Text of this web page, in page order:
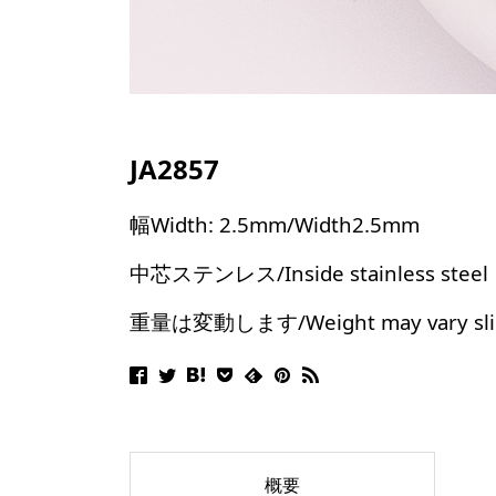
JA2857
幅Width: 2.5mm/Width2.5mm
中芯ステンレス/Inside stainless steel
重量は変動します/Weight may vary
概要